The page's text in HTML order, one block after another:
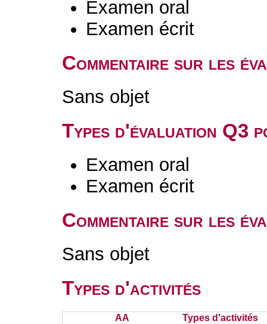
Examen oral
Examen écrit
Commentaire sur les
Sans objet
Types d'évaluation Q3
Examen oral
Examen écrit
Commentaire sur les
Sans objet
Types d'activités
AA Types d'activités